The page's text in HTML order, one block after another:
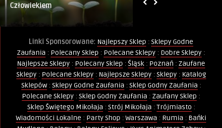
Człowiekiem
Linki Sponsorowane: Najlepszy Sklep : Sklepy Godne
Zaufania : Polecany Sklep : Polecane Sklepy : Dobre Sklepy :
Najlepsze Sklepy : Polecany Sklep : Śląsk : Poznań : Zaufane
Sklepy: Polecane Sklepy: Najlepsze Sklepy: Sklepy: Katalog
Sklepów: Sklepy Godne Zaufania : Sklep Godny Zaufania :
Polecane Sklepy : Sklep Godny Zaufania : Zaufany Sklep :
Sklep Świętego Mikołaja : Strój Mikołaja : Trójmiasto :
Wiadomości Lokalne : Party Shop : Warszawa : Rumia : Bańki